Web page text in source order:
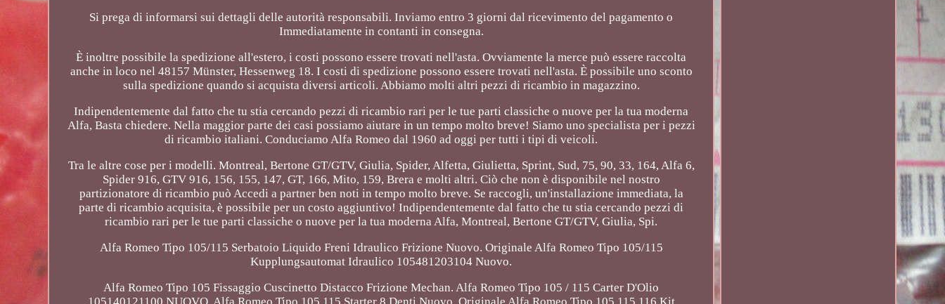
Si prega di informarsi sui dettagli delle autorità responsabili. Inviamo entro 3 giorni dal ricevimento del pagamento o
Immediatamente in contanti in consegna.
È inoltre possibile la spedizione all'estero, i costi possono essere trovati nell'asta. Ovviamente la merce può essere raccolta
anche in loco nel 48157 Münster, Hessenweg 18. I costi di spedizione possono essere trovati nell'asta. È possibile uno sconto
sulla spedizione quando si acquista diversi articoli. Abbiamo molti altri pezzi di ricambio in magazzino.
Indipendentemente dal fatto che tu stia cercando pezzi di ricambio rari per le tue parti classiche o nuove per la tua moderna
Alfa, Basta chiedere. Nella maggior parte dei casi possiamo aiutare in un tempo molto breve! Siamo uno specialista per i pezzi
di ricambio italiani. Conduciamo Alfa Romeo dal 1960 ad oggi per tutti i tipi di veicoli.
Tra le altre cose per i modelli. Montreal, Bertone GT/GTV, Giulia, Spider, Alfetta, Giulietta, Sprint, Sud, 75, 90, 33, 164, Alfa 6,
Spider 916, GTV 916, 156, 155, 147, GT, 166, Mito, 159, Brera e molti altri. Ciò che non è disponibile nel nostro
partizionatore di ricambio può Accedi a partner ben noti in tempo molto breve. Se raccogli, un'installazione immediata, la
parte di ricambio acquisita, è possibile per un costo aggiuntivo! Indipendentemente dal fatto che tu stia cercando pezzi di
ricambio rari per le tue parti classiche o nuove per la tua moderna Alfa, Montreal, Bertone GT/GTV, Giulia, Spi.
Alfa Romeo Tipo 105/115 Serbatoio Liquido Freni Idraulico Frizione Nuovo. Originale Alfa Romeo Tipo 105/115
Kupplungsautomat Idraulico 105481203104 Nuovo.
Alfa Romeo Tipo 105 Fissaggio Cuscinetto Distacco Frizione Mechan. Alfa Romeo Tipo 105 / 115 Carter D'Olio